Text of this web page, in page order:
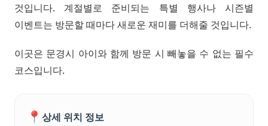
것입니다. 계절별로 준비되는 특별 행사나 시즌별
이벤트는 방문할 때마다 새로운 재미를 더해줄 것입니다.
이곳은 문경시 아이와 함께 방문 시 빼놓을 수 없는 필수
코스입니다.
📍 상세 위치 정보